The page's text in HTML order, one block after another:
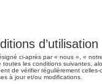
d’utilisation
ci-après par « nous », «
toutes les conditions suivantes,
de vérifier régulièrement
à jour et/ou modifications.